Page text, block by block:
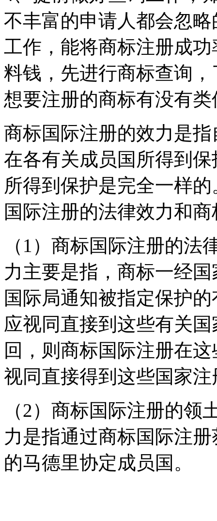
不丰富的申请人都会忽
工作，能将商标注册成
料钱，先进行商标查询
想要注册的商标有没有
商标国际注册的效力是
在各有关成员国所得到
所得到保护是完全一样
国际注册的法律效力和
（1）商标国际注册的
力主要是指，商标一经
国际局通知被指定保护
应视同直接到这些有关
回，则商标国际注册在
视同直接得到这些国家
（2）商标国际注册的
力是指通过商标国际注
的马德里协定成员国。